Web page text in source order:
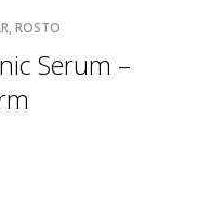
ROSTO
Serum –